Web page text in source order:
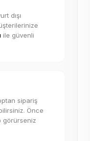
dışı
ile güvenli
sipariş
Önce
görürseniz